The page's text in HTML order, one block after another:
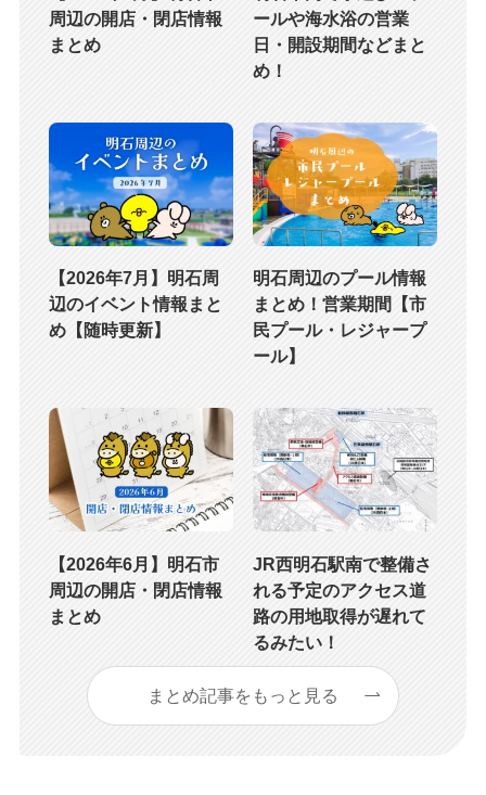
周辺の開店・閉店情報
まとめ
ールや海水浴の営業
日・開設期間などまと
め！
【2026年7月】明石周
辺のイベント情報まと
め【随時更新】
明石周辺のプール情報
まとめ！営業期間【市
民プール・レジャープ
ール】
【2026年6月】明石市
周辺の開店・閉店情報
まとめ
JR西明石駅南で整備さ
れる予定のアクセス道
路の用地取得が遅れて
るみたい！
まとめ記事をもっと見る